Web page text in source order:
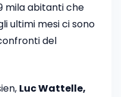
mila abitanti che
ultimi mesi ci sono
del
Luc Wattelle,